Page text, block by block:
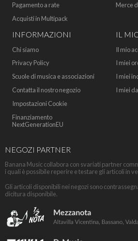
Pagamento a rate
Acquisti in Multipack
Merce
INFORMAZIONI
Chi siamo
Privacy Policy
Scuole di musica e associazioni
Contatta il nostro negozio
Impostazioni Cookie
Finanziamento
NextGenerationEU
IL
Il mio
I miei
I miei
I miei
NEGOZI PARTNER
Banana Music collabora con svariati partner
i quali è possibile reperire e testare gli articoli in
Gli articoli disponibili nei negozi sono
dicitura disponibile.